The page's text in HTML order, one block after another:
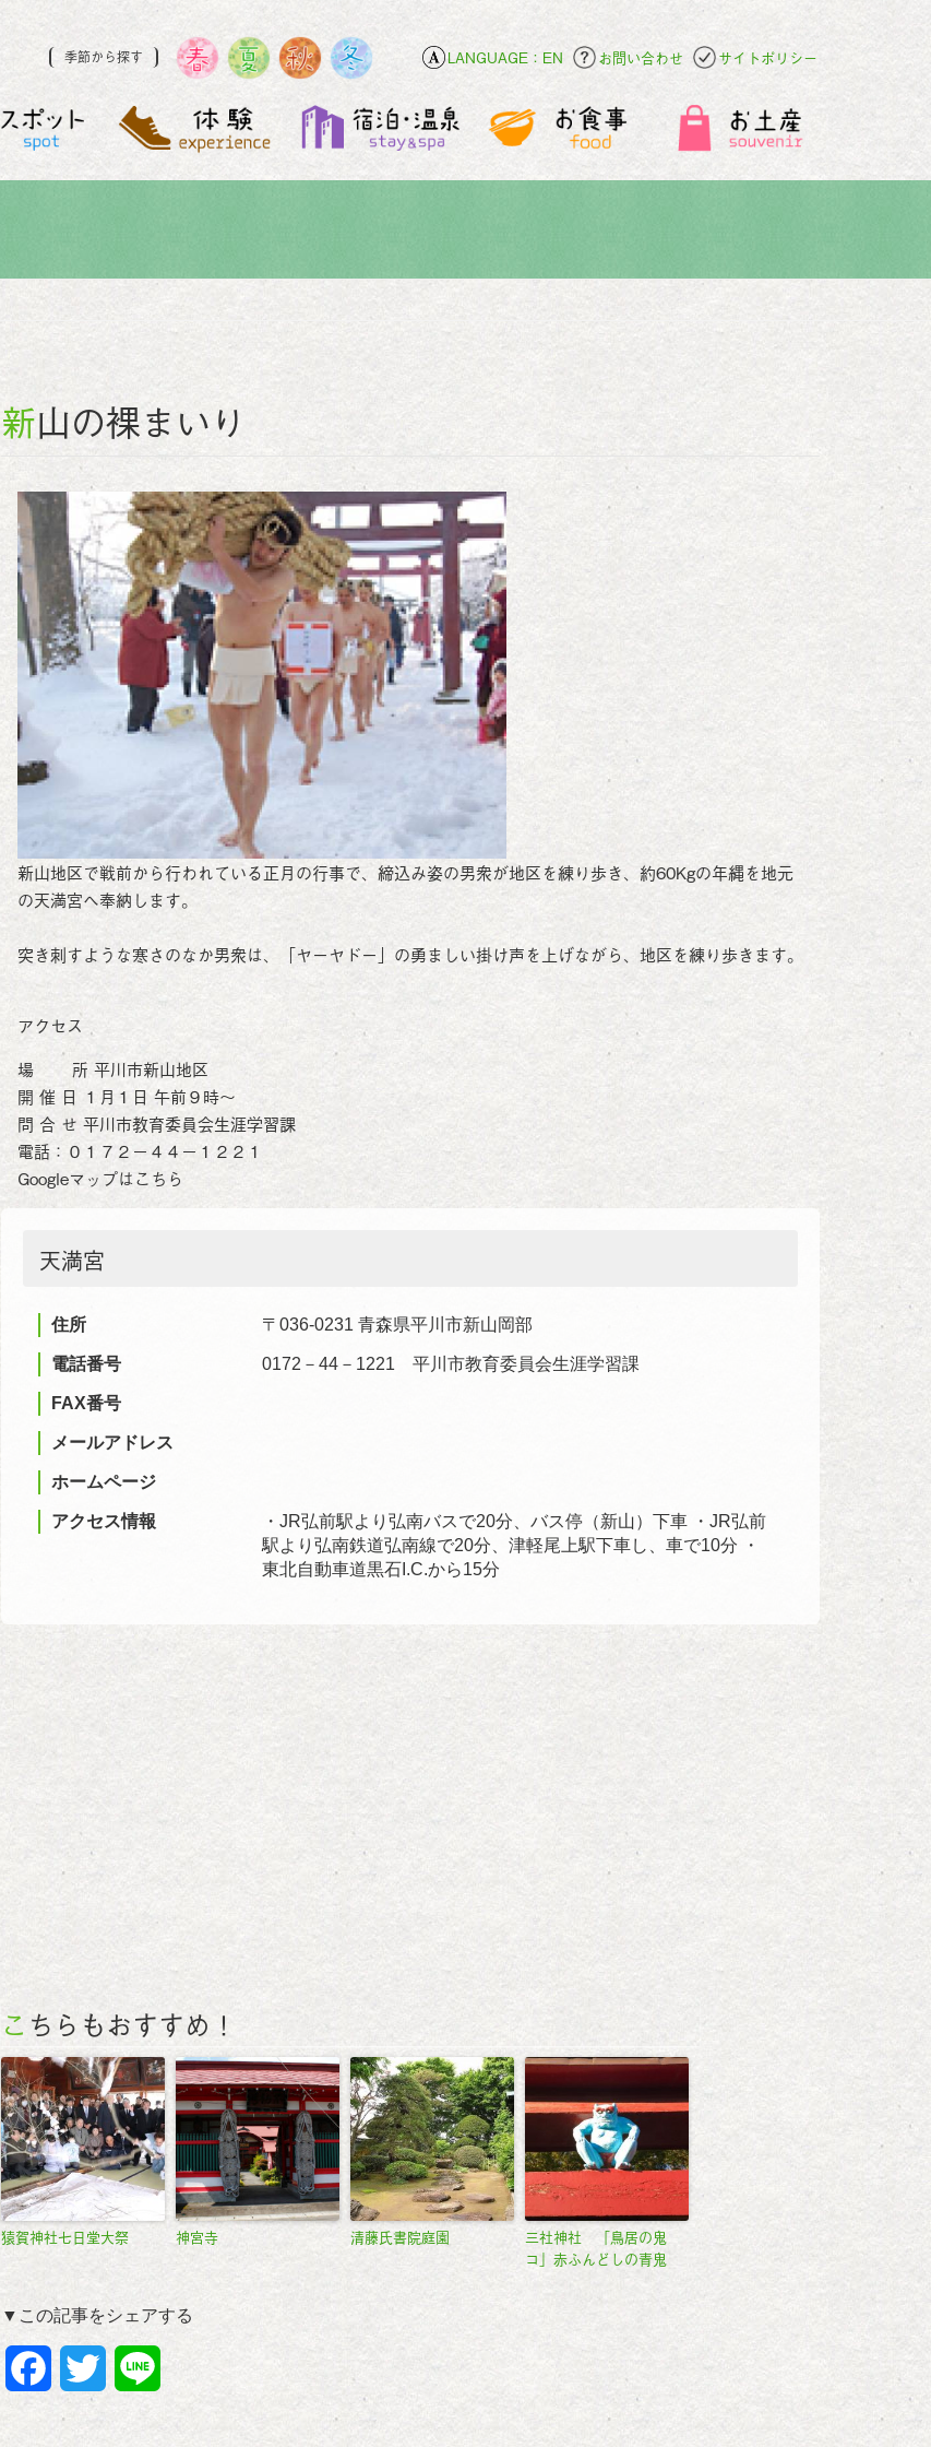
LANGUAGE：EN お問い合わせ サイトポリシー
季節から探す
新山の裸まいり
新山地区で戦前から行われている正月の行事で、締込み姿の男衆が地区を練り歩き、約60Kgの年縄を地元
の天満宮へ奉納します。
突き刺すような寒さのなか男衆は、「ヤーヤドー」の勇ましい掛け声を上げながら、地区を練り歩きます。
アクセス
場 所 平川市新山地区
開 催 日 １月１日 午前９時～
問 合 せ 平川市教育委員会生涯学習課
電話：０１７２－４４－１２２１
Googleマップはこちら
天満宮
住所 〒036-0231 青森県平川市新山岡部
電話番号 0172－44－1221 平川市教育委員会生涯学習課
FAX番号
メールアドレス
ホームページ
アクセス情報
・JR弘前駅より弘南バスで20分、バス停（新山）下車 ・JR弘前
駅より弘南鉄道弘南線で20分、津軽尾上駅下車し、車で10分 ・
東北自動車道黒石I.C.から15分
こちらもおすすめ！
猿賀神社七日堂大祭 神宮寺 清藤氏書院庭園
三社神社 「鳥居の鬼
コ」赤ふんどしの青鬼
▼この記事をシェアする
L